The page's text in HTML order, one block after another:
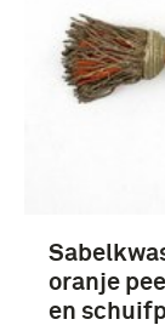
oranje
en